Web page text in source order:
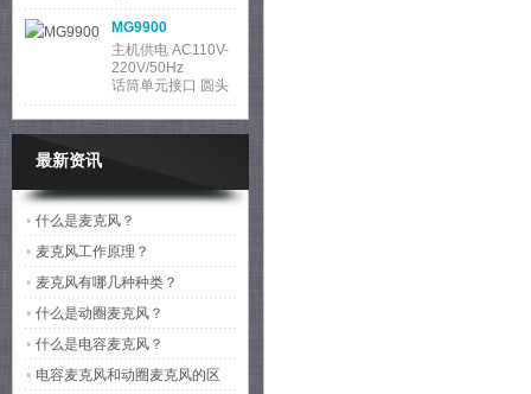
输入、输出 8P-DIN
输入 心形
MG9900
主机供电 AC110V-
220V/50Hz
话筒单元接口 圆头
DIN-8插座接口
MG6840
工作电流：
1000mA
功耗：12W
射
MG8300
接收机参数:
工作频率：
470&mdash;&mda
sh;960MHz
调制方式：宽带
最新资讯
• 什么是麦克风？
• 麦克风工作原理？
• 麦克风有哪几种种类？
• 什么是动圈麦克风？
• 什么是电容麦克风？
• 电容麦克风和动圈麦克风的区